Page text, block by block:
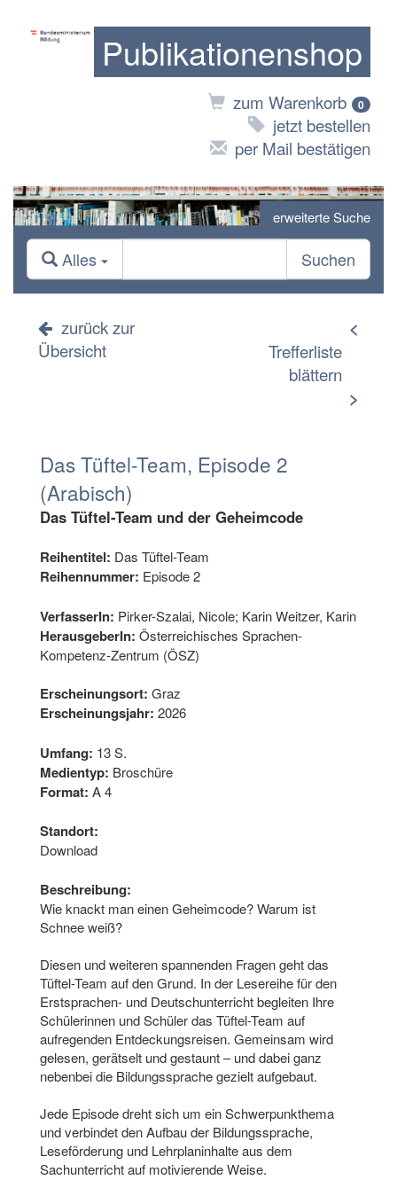
Publikationenshop
zum Warenkorb 0
jetzt bestellen
per Mail bestätigen
erweiterte Suche
Alles Suchen
zurück zur
Übersicht
<
Trefferliste
blättern
>
Das Tüftel-Team, Episode 2
(Arabisch)
Das Tüftel-Team und der Geheimcode
Reihentitel: Das Tüftel-Team
Reihennummer: Episode 2
VerfasserIn: Pirker-Szalai, Nicole; Karin Weitzer, Karin
HerausgeberIn: Österreichisches Sprachen-
Kompetenz-Zentrum (ÖSZ)
Erscheinungsort: Graz
Erscheinungsjahr: 2026
Umfang: 13 S.
Medientyp: Broschüre
Format: A 4
Standort:
Download
Beschreibung:
Wie knackt man einen Geheimcode? Warum ist
Schnee weiß?
Diesen und weiteren spannenden Fragen geht das
Tüftel-Team auf den Grund. In der Lesereihe für den
Erstsprachen- und Deutschunterricht begleiten Ihre
Schülerinnen und Schüler das Tüftel-Team auf
aufregenden Entdeckungs­reisen. Gemeinsam wird
gelesen, gerät­selt und gestaunt – und dabei ganz
nebenbei die Bildungssprache gezielt aufgebaut.
Jede Episode dreht sich um ein Schwer­punkthema
und verbindet den Aufbau der Bildungssprache,
Leseförderung und Lehrplaninhalte aus dem
Sachunterricht auf moti­vie­rende Weise.